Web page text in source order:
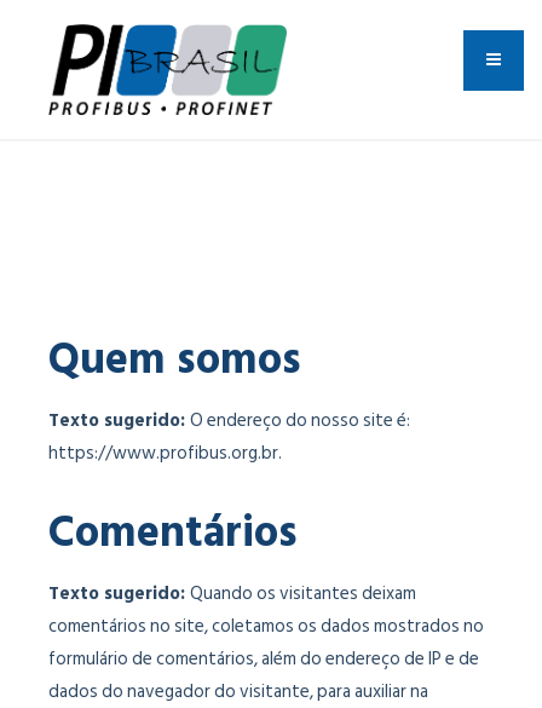
Quem somos
Texto sugerido:O endereço do nosso site é:
https://www.profibus.org.br.
Comentários
Texto sugerido:Quando os visitantes deixam
comentários no site, coletamos os dados mostrados no
formulário de comentários, além do endereço de IP e de
dados do navegador do visitante, para auxiliar na